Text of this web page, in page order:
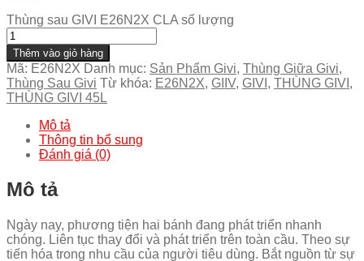
Thùng sau GIVI E26N2X CLA số lượng
Thêm vào giỏ hàng
Mã: E26N2X Danh mục: Sản Phẩm Givi, Thùng Giữa Givi,
Thùng Sau Givi Từ khóa: E26N2X, GIIV, GIVI , THÙNG GIVI ,
THÙNG GIVI 45L
Mô tả
Thông tin bổ sung
Đánh giá (0)
Mô tả
Ngày nay, phương tiện hai bánh đang phát triển nhanh
chóng. Liên tục thay đổi và phát triển trên toàn cầu. Theo sự
tiến hóa trong nhu cầu của người tiêu dùng. Bắt nguồn từ sự